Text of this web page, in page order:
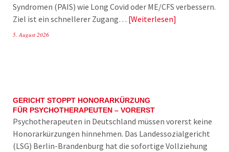
Syndromen (PAIS) wie Long Covid oder ME/CFS verbessern.
Ziel ist ein schnellerer Zugang… Weiterlesen
5. August 2026
GERICHT STOPPT HONORARKÜRZUNG
FÜR PSYCHOTHERAPEUTEN – VORERST
Psychotherapeuten in Deutschland müssen vorerst keine
Honorarkürzungen hinnehmen. Das Landessozialgericht
(LSG) Berlin-Brandenburg hat die sofortige Vollziehung